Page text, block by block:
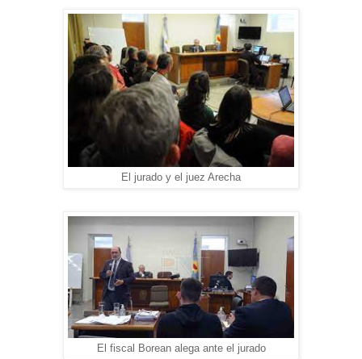
El jurado y el juez Arecha
El fiscal Borean alega ante el jurado